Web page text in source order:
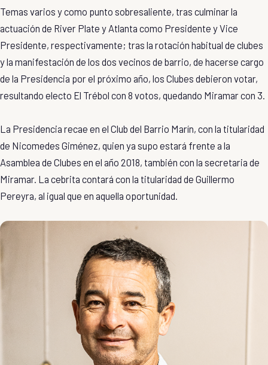
Temas varios y como punto sobresaliente, tras culminar la
actuación de River Plate y Atlanta como Presidente y Vice
Presidente, respectivamente; tras la rotación habitual de clubes
y la manifestación de los dos vecinos de barrio, de hacerse cargo
de la Presidencia por el próximo año, los Clubes debieron votar,
resultando electo El Trébol con 8 votos, quedando Miramar con 3.
La Presidencia recae en el Club del Barrio Marín, con la titularidad
de Nicomedes Giménez, quien ya supo estará frente a la
Asamblea de Clubes en el año 2018, también con la secretaria de
Miramar. La cebrita contará con la titularidad de Guillermo
Pereyra, al igual que en aquella oportunidad.